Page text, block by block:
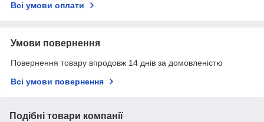
Всі умови оплати
Умови повернення
Повернення товару впродовж 14 днів за домовленістю
Всі умови повернення
Подібні товари компанії